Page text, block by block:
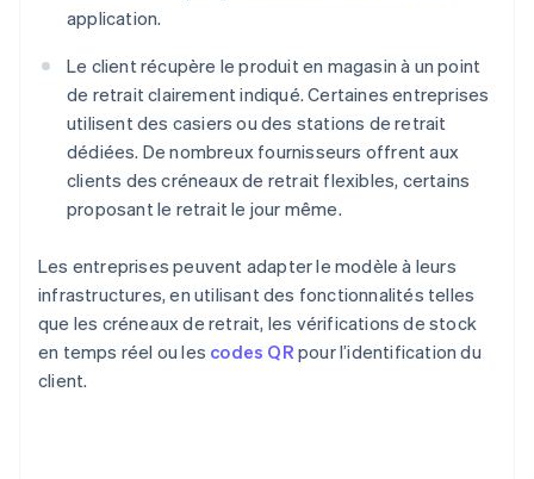
application.
Le client récupère le produit en magasin à un point
de retrait clairement indiqué. Certaines entreprises
utilisent des casiers ou des stations de retrait
dédiées. De nombreux fournisseurs offrent aux
clients des créneaux de retrait flexibles, certains
proposant le retrait le jour même.
Les entreprises peuvent adapter le modèle à leurs
infrastructures, en utilisant des fonctionnalités telles
que les créneaux de retrait, les vérifications de stock
en temps réel ou les codes QR pour l’identification du
client.